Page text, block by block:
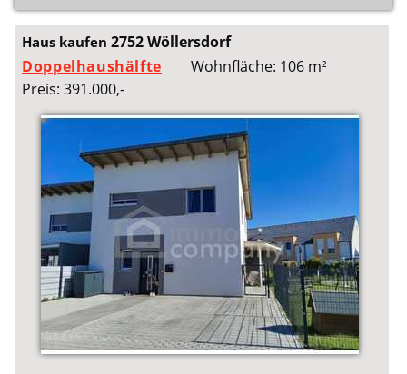
Haus kaufen2752 Wöllersdorf
Doppelhaushälfte
Wohnfläche: 106 m²
Preis: 391.000,-